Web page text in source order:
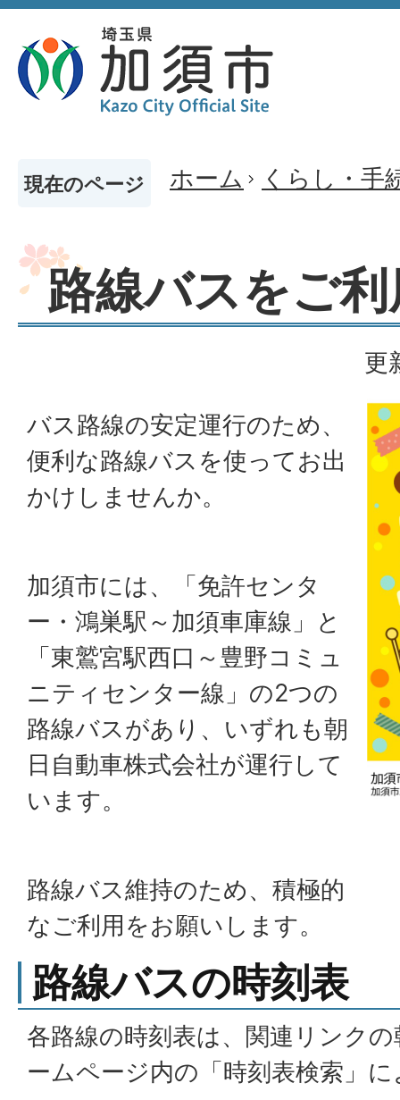
現在のページ ホーム くらし・手
路線バスをご
更
バス路線の安定運行のため、
便利な路線バスを使ってお出
かけしませんか。
加須市には、「免許センタ
ー・鴻巣駅～加須車庫線」と
「東鷲宮駅西口～豊野コミュ
ニティセンター線」の2つの
路線バスがあり、いずれも朝
日自動車株式会社が運行して
います。
路線バス維持のため、積極的
なご利用をお願いします。
路線バスの時刻表
各路線の時刻表は、関連リンク
ームページ内の「時刻表検索」